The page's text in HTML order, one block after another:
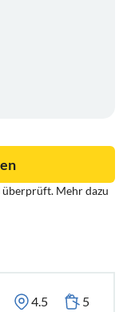
Mehr dazu
4.5 5